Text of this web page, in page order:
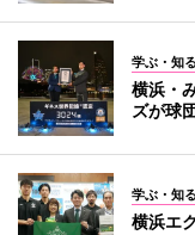
学ぶ・知る
横浜・
ズが球
学ぶ・知る
横浜エ